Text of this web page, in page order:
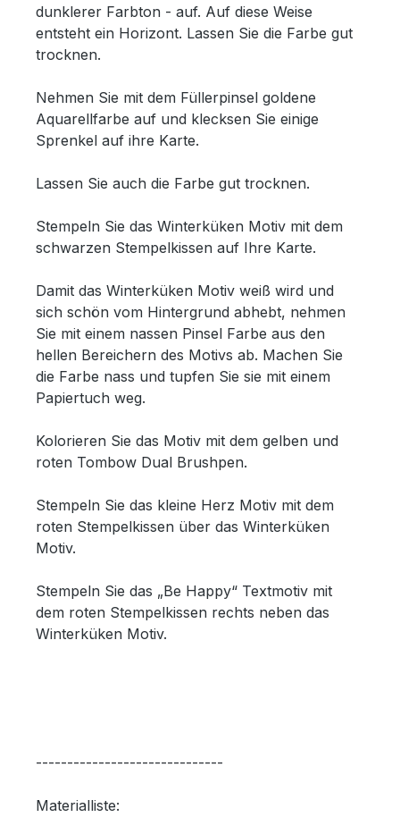
dunklerer Farbton - auf. Auf diese Weise
entsteht ein Horizont. Lassen Sie die Farbe gut
trocknen.
Nehmen Sie mit dem Füllerpinsel goldene
Aquarellfarbe auf und klecksen Sie einige
Sprenkel auf ihre Karte.
Lassen Sie auch die Farbe gut trocknen.
Stempeln Sie das Winterküken Motiv mit dem
schwarzen Stempelkissen auf Ihre Karte.
Damit das Winterküken Motiv weiß wird und
sich schön vom Hintergrund abhebt, nehmen
Sie mit einem nassen Pinsel Farbe aus den
hellen Bereichern des Motivs ab. Machen Sie
die Farbe nass und tupfen Sie sie mit einem
Papiertuch weg.
Kolorieren Sie das Motiv mit dem gelben und
roten Tombow Dual Brushpen.
Stempeln Sie das kleine Herz Motiv mit dem
roten Stempelkissen über das Winterküken
Motiv.
Stempeln Sie das „Be Happy“ Textmotiv mit
dem roten Stempelkissen rechts neben das
Winterküken Motiv.
------------------------------
Materialliste: